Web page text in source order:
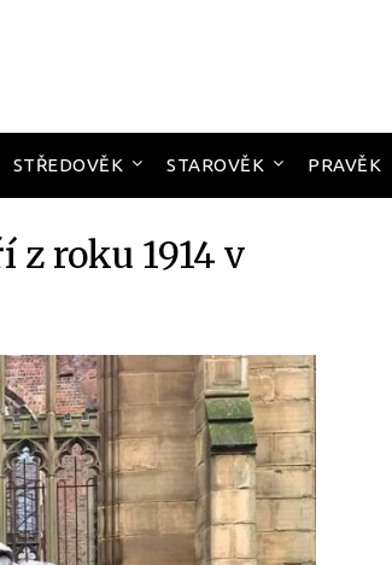
STŘEDOVĚK STAROVĚK PRAVĚK
roku 1914 v